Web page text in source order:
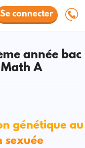
Se connecter
année bac
Math A
génétique au
sexuée